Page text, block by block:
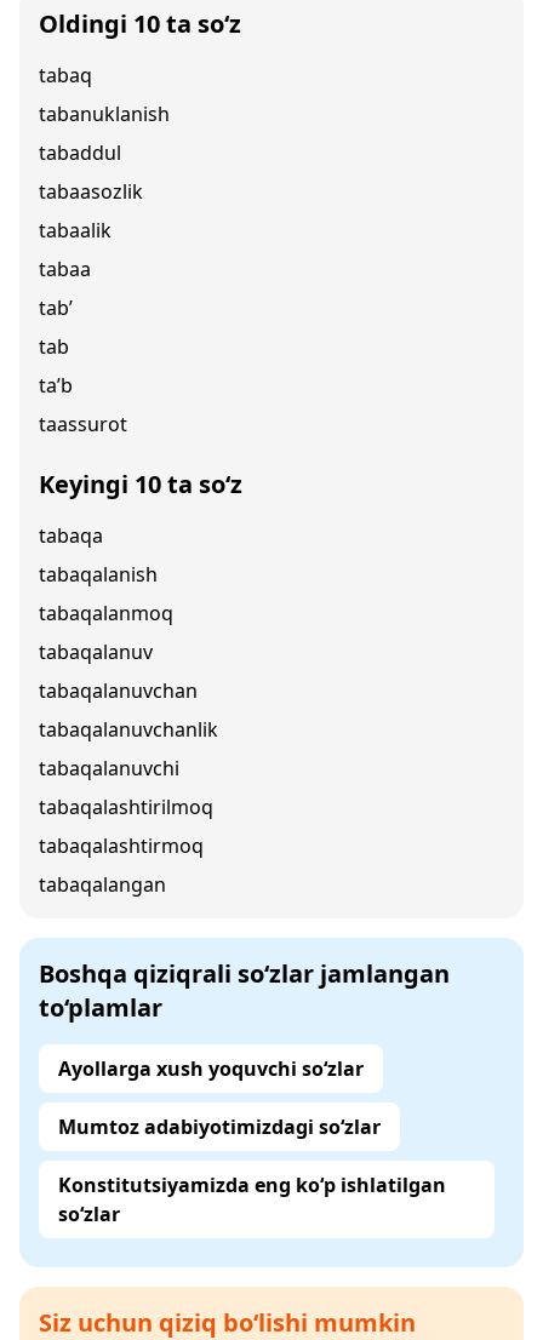
Oldingi 10 ta so‘z
tabaq
tabanuklanish
tabaddul
tabaasozlik
tabaalik
tabaa
tab’
tab
ta’b
taassurot
Keyingi 10 ta so‘z
tabaqa
tabaqalanish
tabaqalanmoq
tabaqalanuv
tabaqalanuvchan
tabaqalanuvchanlik
tabaqalanuvchi
tabaqalashtirilmoq
tabaqalashtirmoq
tabaqalangan
Boshqa qiziqrali so‘zlar jamlangan
to‘plamlar
Ayollarga xush yoquvchi so‘zlar
Mumtoz adabiyotimizdagi so‘zlar
Konstitutsiyamizda eng ko‘p ishlatilgan
so‘zlar
Siz uchun qiziq bo‘lishi mumkin